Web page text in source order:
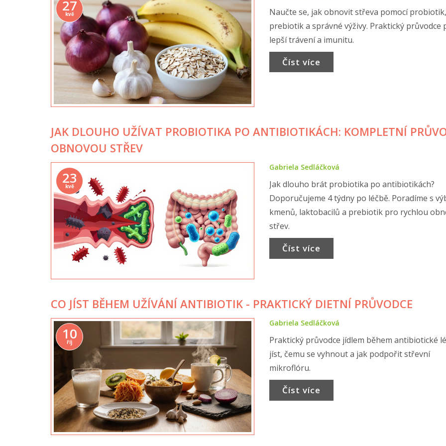
27
kvě
Naučte se, jak obnovit střeva pomocí probiotik,
prebiotik a správné výživy. Praktický průvodce
lepší trávení a imunitu.
Číst více
JAK DLOUHO UŽÍVAT PROBIOTIKA PO ANTIBIOTIKÁCH: KOMPLETNÍ
OBNOVOU STŘEV
23
kvě
Gabriela Sedláčková
Jak dlouho brát probiotika po antibiotikách?
Doporučujeme 4 týdny po léčbě. Poradíme s
kmenů, laktobacilů a prebiotik pro rychlou
střev.
Číst více
CO JÍST BĚHEM UŽÍVÁNÍ ANTIBIOTIK - PRAKTICKÝ DIETNÍ PRŮVODCE
10
říj
Gabriela Sedláčková
Praktický průvodce jídlem během antibiotické
jíst, čemu se vyhnout a jak podpořit střevní
mikroflóru.
Číst více